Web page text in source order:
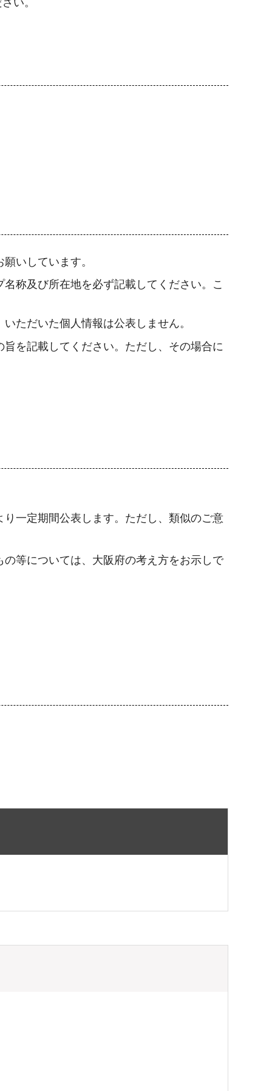
いしています。
称及び所在地を必ず記載してください。こ
ただいた個人情報は公表しません。
を記載してください。ただし、その場合に
一定期間公表します。ただし、類似のご意
等については、大阪府の考え方をお示しで